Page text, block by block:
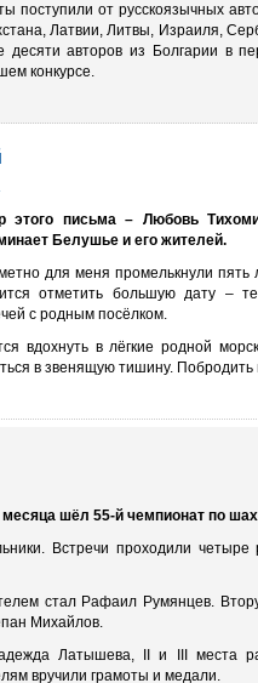
поступили от русско­язычных
Латвии, Литвы, Израиля,
десяти авторов из Болгарии в
конкурсе.
этого письма – Любовь
Белушье и его жителей.
для меня промелькнули
отметить большую дату –
с родным посёлком.
вдохнуть в лёгкие родной
в звенящую тишину.
шёл 55-й чемпионат по
Встречи проходили
стал Рафаил Румянцев.
Михайлов.
Латышева, II и III места
вручили грамоты и медали.